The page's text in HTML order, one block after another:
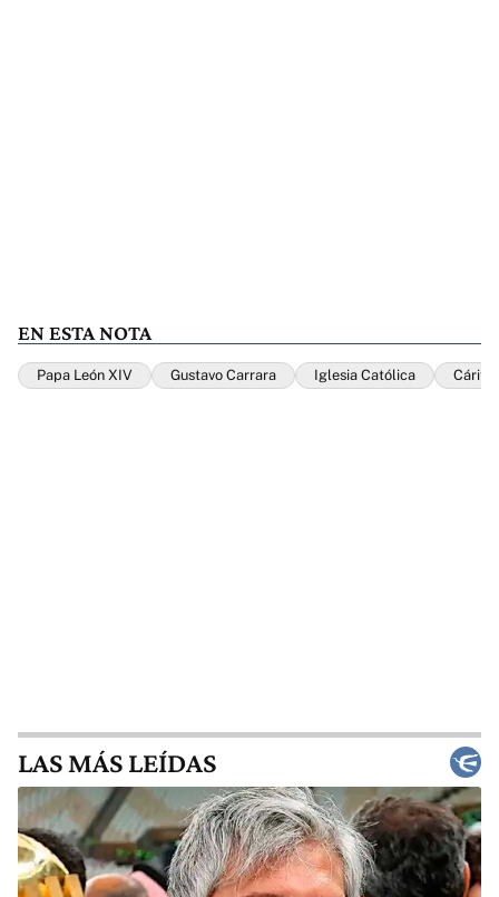
EN ESTA NOTA
Papa León XIV Gustavo Carrara Iglesia Católica
LAS MÁS LEÍDAS